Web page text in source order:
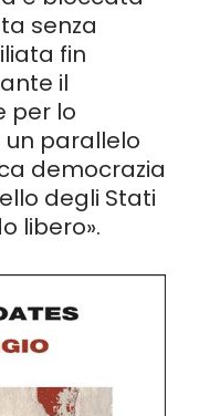
senza
fin
il
per lo
parallelo
democrazia
degli Stati
libero».